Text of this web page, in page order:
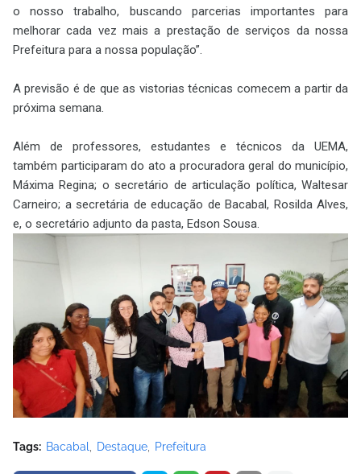
o nosso trabalho, buscando parcerias importantes para
melhorar cada vez mais a prestação de serviços da nossa
Prefeitura para a nossa população”.
A previsão é de que as vistorias técnicas comecem a partir da
próxima semana.
Além de professores, estudantes e técnicos da UEMA,
também participaram do ato a procuradora geral do município,
Máxima Regina; o secretário de articulação política, Waltesar
Carneiro; a secretária de educação de Bacabal, Rosilda Alves,
e, o secretário adjunto da pasta, Edson Sousa.
Tags: Bacabal Destaque Prefeitura